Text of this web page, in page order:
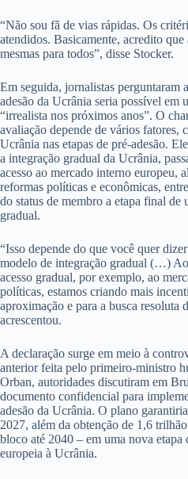
“Não sou fã de vias rápidas. Os
atendidos. Basicamente, acredito que
mesmas para todos”, disse Stocker.
Em seguida, jornalistas perguntaram
adesão da Ucrânia seria possível em
“irrealista nos próximos anos”. O
avaliação depende de vários fatores,
Ucrânia nas etapas de pré-adesão.
a integração gradual da Ucrânia,
acesso ao mercado interno europeu,
reformas políticas e econômicas,
do status de membro a etapa final de
gradual.
“Isso depende do que você quer
modelo de integração gradual (…)
acesso gradual, por exemplo, ao
políticas, estamos criando mais
aproximação e para a busca resoluta
acrescentou.
A declaração surge em meio à
anterior feita pelo primeiro-ministro
Orban, autoridades discutiram em
documento confidencial para
adesão da Ucrânia. O plano
2027, além da obtenção de 1,6
bloco até 2040 – em uma nova
europeia à Ucrânia.